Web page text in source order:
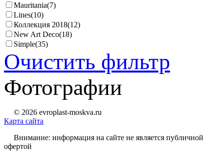
Mauritania(7)
Lines(10)
Коллекция 2018(12)
New Art Deco(18)
Simple(35)
Очистить фильтр
Фотографии
© 2026 evroplast-moskva.ru
Карта сайта
Внимание: информация на сайте не является публичной
офертой